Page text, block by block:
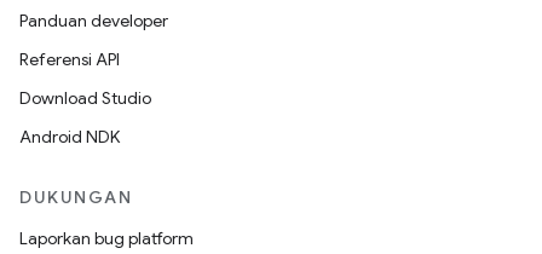
Panduan developer
Referensi API
Download Studio
Android NDK
DUKUNGAN
Laporkan bug platform